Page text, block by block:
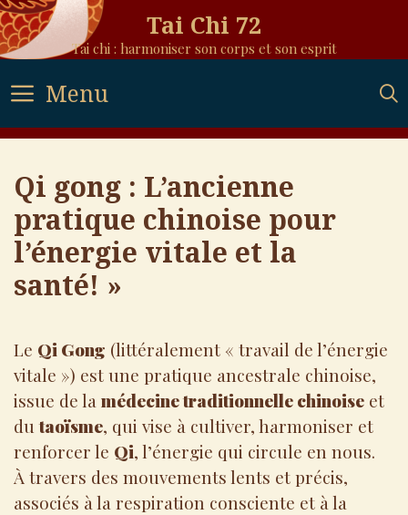
Skip
to
content
Tai Chi 72
Tai chi : harmoniser son corps et son esprit
Menu
Qi gong : L’ancienne
pratique chinoise pour
l’énergie vitale et la
santé! »
Le Qi Gong (littéralement « travail de l’énergie
vitale ») est une pratique ancestrale chinoise,
issue de la médecine traditionnelle chinoise et
dutaoïsme, qui vise à cultiver, harmoniser et
renforcer le Qi, l’énergie qui circule en nous.
À travers des mouvements lents et précis,
associés à la respiration consciente et à la